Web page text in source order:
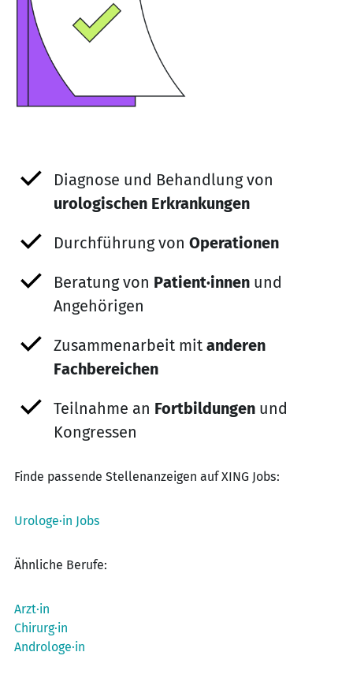
Diagnose und Behandlung von
urologischen Erkrankungen
Durchführung von Operationen
Beratung von Patient·innen und
Angehörigen
Zusammenarbeit mit anderen
Fachbereichen
Teilnahme an Fortbildungen und
Kongressen
Finde passende Stellenanzeigen auf XING Jobs:
Urologe·in Jobs
Ähnliche Berufe:
Arzt·in
Chirurg·in
Androloge·in